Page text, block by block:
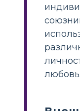
любовь.